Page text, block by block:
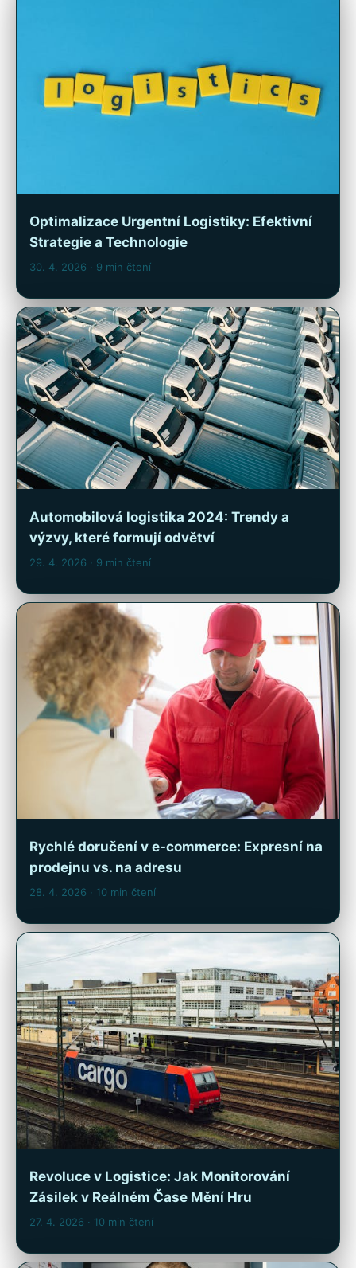
Optimalizace Urgentní Logistiky: Efektivní
Strategie a Technologie
30. 4. 2026 · 9 min čtení
Automobilová logistika 2024: Trendy a
výzvy, které formují odvětví
29. 4. 2026 · 9 min čtení
Rychlé doručení v e-commerce: Expresní na
prodejnu vs. na adresu
28. 4. 2026 · 10 min čtení
Revoluce v Logistice: Jak Monitorování
Zásilek v Reálném Čase Mění Hru
27. 4. 2026 · 10 min čtení